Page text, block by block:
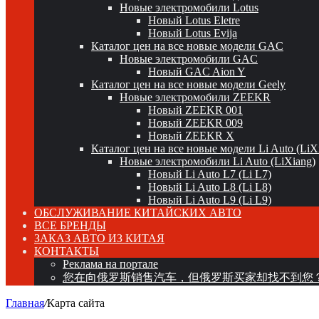
Новые электромобили Lotus
Новый Lotus Eletre
Новый Lotus Evija
Каталог цен на все новые модели GAC
Новые электромобили GAC
Новый GAC Aion Y
Каталог цен на все новые модели Geely
Новые электромобили ZEEKR
Новый ZEEKR 001
Новый ZEEKR 009
Новый ZEEKR X
Каталог цен на все новые модели Li Auto
Новые электромобили Li Auto (LiXiang)
Новый Li Auto L7 (Li L7)
Новый Li Auto L8 (Li L8)
Новый Li Auto L9 (Li L9)
ОБСЛУЖИВАНИЕ КИТАЙСКИХ АВТО
ВСЕ БРЕНДЫ
ЗАКАЗ АВТО ИЗ КИТАЯ
КОНТАКТЫ
Реклама на портале
您在向俄罗斯销售汽车，但俄罗斯买家却找不到您
Главная/Карта сайта